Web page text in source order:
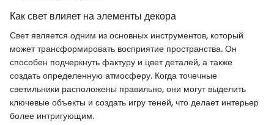
Как свет влияет на элементы декора
Свет является одним из основных инструментов, который
может трансформировать восприятие пространства. Он
способен подчеркнуть фактуру и цвет деталей, а также
создать определенную атмосферу. Когда точечные
светильники расположены правильно, они могут выделить
ключевые объекты и создать игру теней, что делает интерьер
более интригующим.